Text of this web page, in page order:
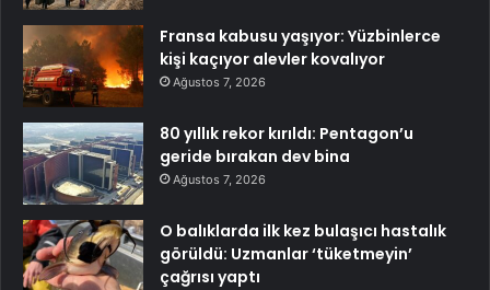
Fransa kabusu yaşıyor: Yüzbinlerce
kişi kaçıyor alevler kovalıyor
Ağustos 7, 2026
80 yıllık rekor kırıldı: Pentagon’u
geride bırakan dev bina
Ağustos 7, 2026
O balıklarda ilk kez bulaşıcı hastalık
görüldü: Uzmanlar ‘tüketmeyin’
çağrısı yaptı